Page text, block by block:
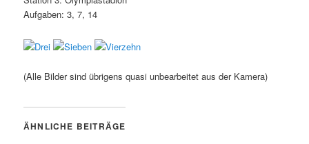
Aufgaben: 3, 7, 14
(Alle Bilder sind übrigens quasi unbearbeitet aus der Kamera)
ÄHNLICHE BEITRÄGE